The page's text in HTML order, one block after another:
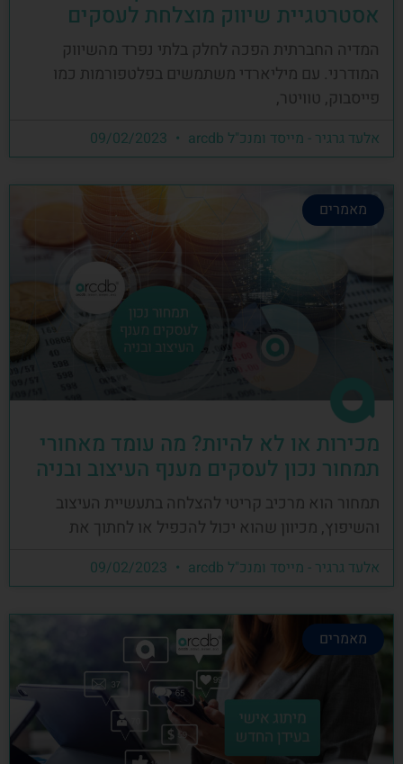
אסטרטגיית שיווק מוצלחת לעסקים
המדיה החברתית הפכה לחלק בלתי נפרד מהשיווק
המודרני. עם מיליארדי משתמשים בפלטפורמות כמו
פייסבוק, טוויטר,
אלעד גרגיר - מייסד ומנכ"ל arcdb
מאמרים
מכירות או לא להיות? מה עומד מאחורי
תמחור נכון לעסקים מענף העיצוב ובניה
תמחור הוא מרכיב קריטי להצלחה בתעשיית העיצוב
והשיפוץ, מכיוון שהוא יכול להכפיל או לחתוך את
אלעד גרגיר - מייסד ומנכ"ל arcdb
מאמרים